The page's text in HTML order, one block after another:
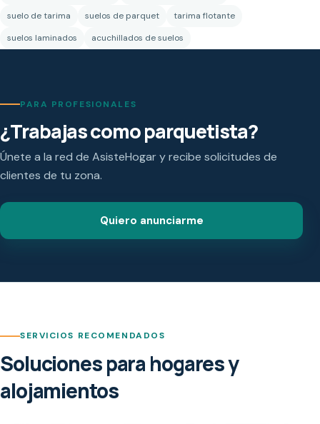
suelo de tarima
suelos de parquet
tarima flotante
suelos laminados
acuchillados de suelos
PARA PROFESIONALES
¿Trabajas como parquetista?
Únete a la red de AsisteHogar y recibe solicitudes de
clientes de tu zona.
Quiero anunciarme
SERVICIOS RECOMENDADOS
Soluciones para hogares y
alojamientos